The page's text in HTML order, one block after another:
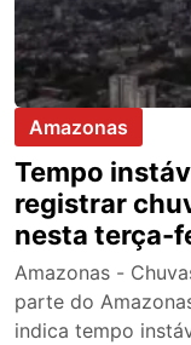
Amazonas
Tempo
registrar
nesta terça-
Amazonas -
parte do
indica tempo